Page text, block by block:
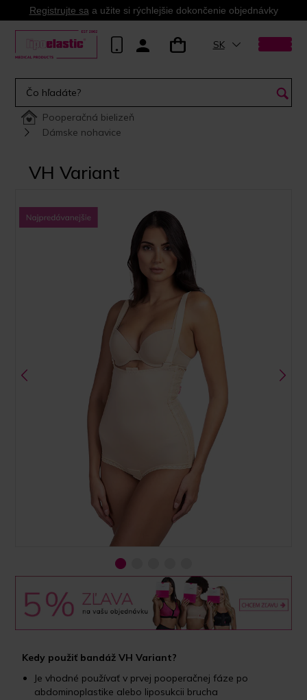
Registrujte sa a užite si rýchlejšie dokončenie objednávky
SK
Pooperačná bielizeň
Dámske nohavice
VH Variant
Kedy použiť bandáž VH Variant?
Je vhodné používať v prvej pooperačnej fáze po
abdominoplastike alebo liposukcii brucha